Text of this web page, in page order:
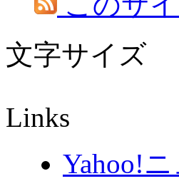
文字サイズ
Links
Yahoo!